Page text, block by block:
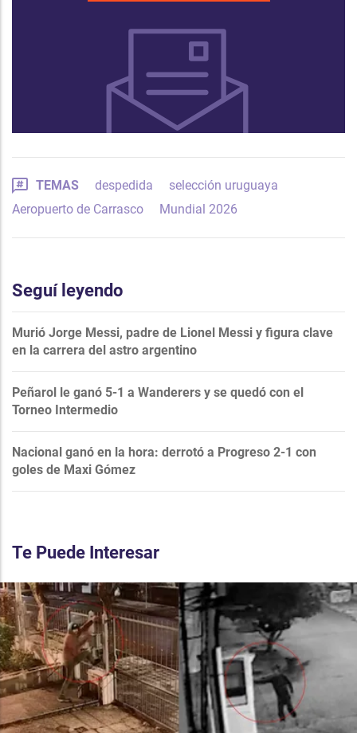
TEMAS despedida
selección uruguaya
Aeropuerto de Carrasco
Mundial 2026
Seguí leyendo
Murió Jorge Messi, padre de Lionel Messi y figura clave
en la carrera del astro argentino
Peñarol le ganó 5-1 a Wanderers y se quedó con el
Torneo Intermedio
Nacional ganó en la hora: derrotó a Progreso 2-1 con
goles de Maxi Gómez
Te Puede Interesar